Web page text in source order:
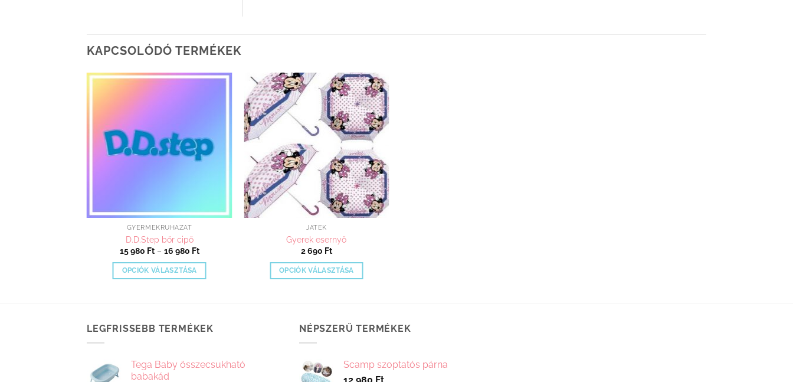
KAPCSOLÓDÓ TERMÉKEK
GYERMEKRUHÁZAT
D.D.Step bőr cipő
15 980 Ft – 16 980 FtÁrtartomány:
980 Ft
OPCIÓK VÁLASZTÁSA
több
A
Kedvenceimhez
adom
JÁTÉK
Gyerek esernyő
2 690 Ft
OPCIÓK VÁLASZTÁSA
több
variációja
A
LEGFRISSEBB TERMÉKEK
Tega Baby összecsukható
babakád
NÉPSZERŰ TERMÉKEK
Scamp szoptatós párna